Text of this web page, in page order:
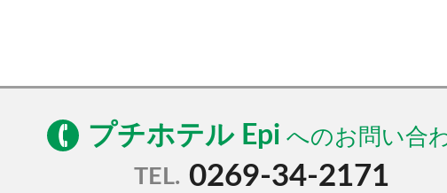
プチホテル Epi
TEL. 0269-34-2171